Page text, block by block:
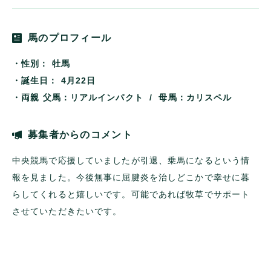
馬のプロフィール
・性別：
牡馬
・誕生日：
4月22日
・両親 父馬：リアルインパクト / 母馬：カリスペル
募集者からのコメント
中央競馬で応援していましたが引退、乗馬になるという情
報を見ました。今後無事に屈腱炎を治しどこかで幸せに暮
らしてくれると嬉しいです。可能であれば牧草でサポート
させていただきたいです。